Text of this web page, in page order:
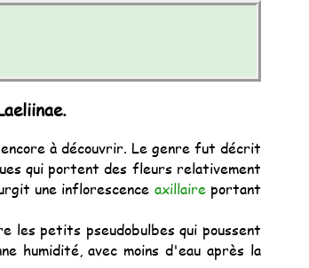
à découvrir. Le genre fut décrit
qui portent des fleurs relativement
une inflorescence axillaireportant
les petits pseudobulbes qui poussent
humidité, avec moins d'eau après la